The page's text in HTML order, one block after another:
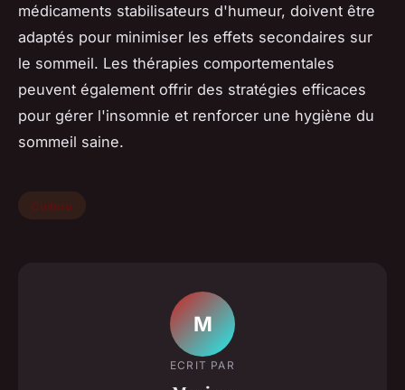
médicaments stabilisateurs d'humeur, doivent être
adaptés pour minimiser les effets secondaires sur
le sommeil. Les thérapies comportementales
peuvent également offrir des stratégies efficaces
pour gérer l'insomnie et renforcer une hygiène du
sommeil saine.
Culture
M
ECRIT PAR